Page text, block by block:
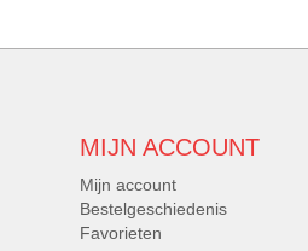
MIJN ACCOUNT
Mijn account
Bestelgeschiedenis
Favorieten